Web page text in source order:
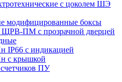
с цоколем ШЭ
модифицированные боксы
ПМ с прозрачной дверцей
IP66 с индикацией
с крышкой
ПУ